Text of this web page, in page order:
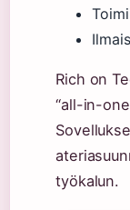
Rich on
“all-in-
työkalun.